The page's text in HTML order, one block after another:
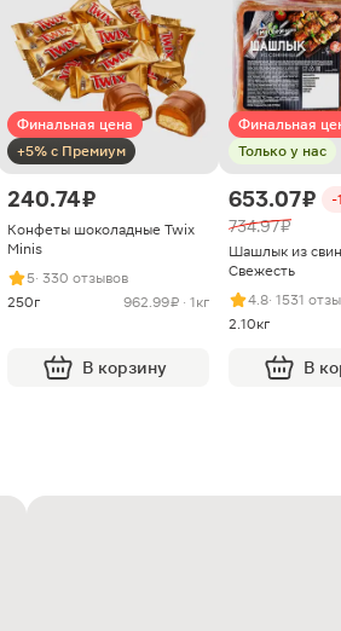
Финальная цена
+5% с Премиум
240.74 ₽
Конфеты шоколадные Twix
Minis
5· 330 отзывов
250г
962.99 ₽ · 1кг
В корзину
Финальная
Только у нас
653.07 ₽ -
734.97 ₽
Шашлык из
Свежесть
4.8· 1531
2.10кг
В